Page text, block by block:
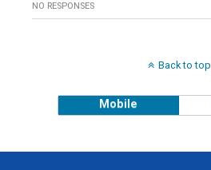
NO RESPONSES
Back to top
Mobile